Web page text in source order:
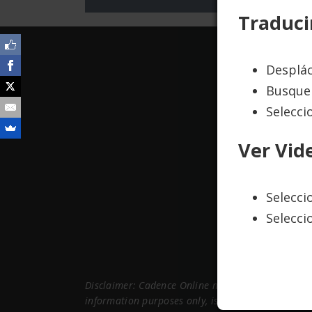
Disclaimer: Cadence Online maintains this
information purposes only, is subject to change
Ver